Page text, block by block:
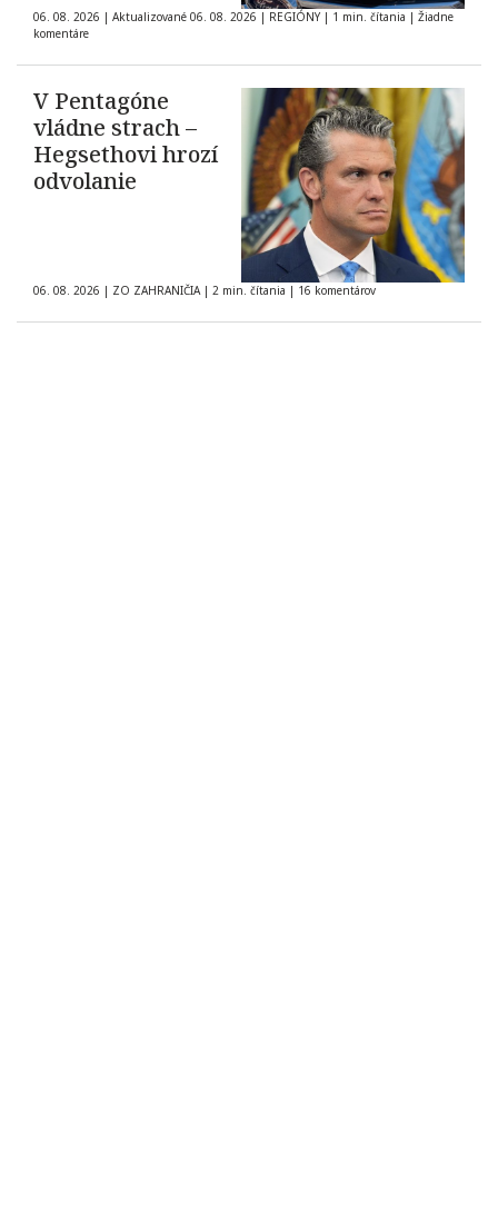
06. 08. 2026 | Aktualizované 06. 08. 2026 | REGIÓNY | 1 min. čítania | Žiadne
komentáre
V Pentagóne
vládne strach –
Hegsethovi hrozí
odvolanie
06. 08. 2026 | ZO ZAHRANIČIA | 2 min. čítania | 16 komentárov